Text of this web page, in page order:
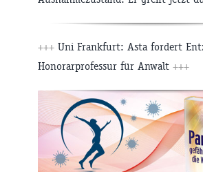
+++ Uni Frankfurt: Asta fordert
Honorarprofessur für Anwalt +++